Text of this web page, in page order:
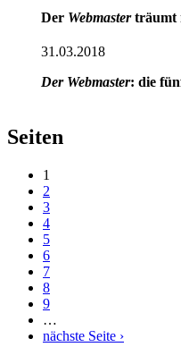
Der Webmasterträumt
31.03.2018
Der Webmaster: die
Seiten
1
2
3
4
5
6
7
8
9
…
nächste Seite ›